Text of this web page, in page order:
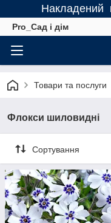
Накладений
Pro_Сад і дім
Товари та послуги
Флокси шиловидні
Сортування